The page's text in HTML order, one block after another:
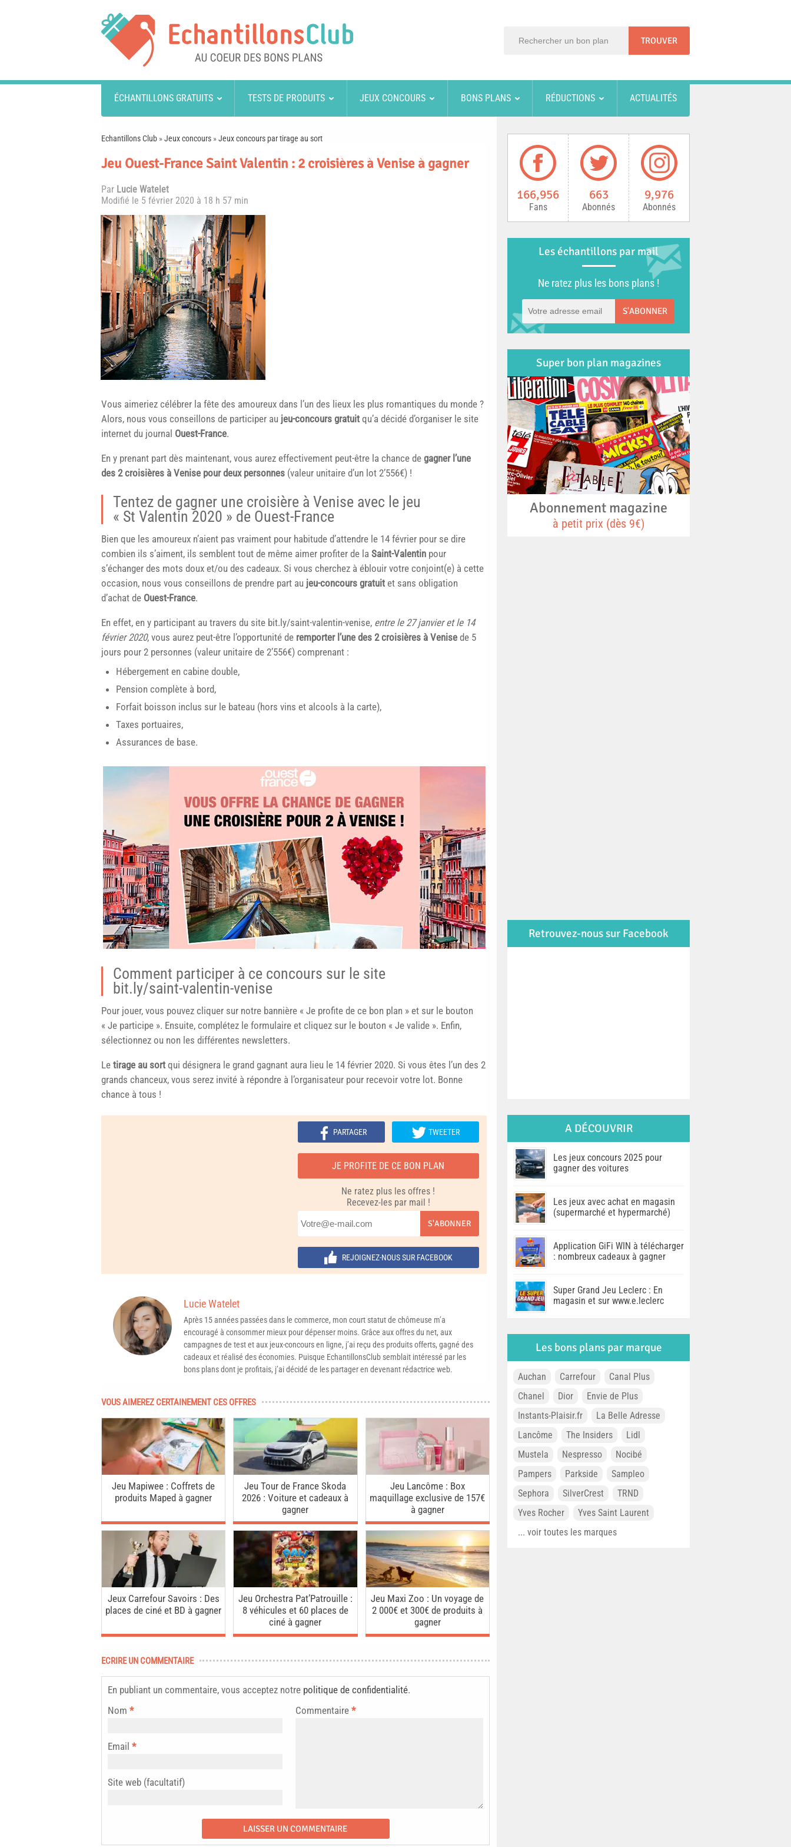
ÉCHANTILLONS GRATUITS TESTS DE PRODUITS JEUX CONCOURS BONS PLANS RÉDUCTIONS ACTUALITÉS
Echantillons Club »Jeux concours »Jeux concours par tirage au sort
Jeu Ouest-France Saint Valentin : 2 croisières à Venise à gagner
Par Lucie Watelet
Modifié le 5 février 2020 à 18 h 57 min
Vous aimeriez célébrer la fête des amoureux dans l’un des lieux les plus romantiques du monde ?
Alors, nous vous conseillons de participer au jeu-concours gratuit qu’a décidé d’organiser le site
internet du journal Ouest-France.
En y prenant part dès maintenant, vous aurez effectivement peut-être la chance de gagner l’une
des 2 croisières à Venise pour deux personnes (valeur unitaire d’un lot 2’556€) !
Tentez de gagner une croisière à Venise avec le jeu
« St Valentin 2020 » de Ouest-France
Bien que les amoureux n’aient pas vraiment pour habitude d’attendre le 14 février pour se dire
combien ils s’aiment, ils semblent tout de même aimer profiter de la Saint-Valentin pour
s’échanger des mots doux et/ou des cadeaux. Si vous cherchez à éblouir votre conjoint(e) à cette
occasion, nous vous conseillons de prendre part au jeu-concours gratuit et sans obligation
d’achat de Ouest-France.
En effet, en y participant au travers du site bit.ly/saint-valentin-venise, entre le 27 janvier et le 14
février 2020, vous aurez peut-être l’opportunité de remporter l’une des 2 croisières à Venise de 5
jours pour 2 personnes (valeur unitaire de 2’556€) comprenant :
Hébergement en cabine double,
Pension complète à bord,
Forfait boisson inclus sur le bateau (hors vins et alcools à la carte),
Taxes portuaires,
Assurances de base.
Comment participer à ce concours sur le site
bit.ly/saint-valentin-venise
Pour jouer, vous pouvez cliquer sur notre bannière « Je profite de ce bon plan » et sur le bouton
« Je participe ». Ensuite, complétez le formulaire et cliquez sur le bouton « Je valide ». Enfin,
sélectionnez ou non les différentes newsletters.
Le tirage au sort qui désignera le grand gagnant aura lieu le 14 février 2020. Si vous êtes l’un des 2
grands chanceux, vous serez invité à répondre à l’organisateur pour recevoir votre lot. Bonne
chance à tous !
PARTAGER TWEETER
JE PROFITE DE CE BON PLAN
Ne ratez plus les offres !
Recevez-les par mail !
S'ABONNER
REJOIGNEZ-NOUS SUR FACEBOOK
Lucie Watelet
Après 15 années passées dans le commerce, mon court statut de chômeuse m’a
encouragé à consommer mieux pour dépenser moins. Grâce aux offres du net, aux
campagnes de test et aux jeux-concours en ligne, j’ai reçu des produits offerts, gagné des
cadeaux et réalisé des économies. Puisque EchantillonsClub semblait intéressé par les
bons plans dont je profitais, j’ai décidé de les partager en devenant rédactrice web.
VOUS AIMEREZ CERTAINEMENT CES OFFRES
Jeu Mapiwee : Coffrets de
produits Maped à gagner
Jeu Tour de France Skoda
2026 : Voiture et cadeaux à
gagner
Jeu Lancôme : Box
maquillage exclusive de 157€
à gagner
Jeux Carrefour Savoirs : Des
places de ciné et BD à gagner
Jeu Orchestra Pat’Patrouille :
8 véhicules et 60 places de
ciné à gagner
Jeu Maxi Zoo : Un voyage de
2 000€ et 300€ de produits à
gagner
ECRIRE UN COMMENTAIRE
En publiant un commentaire, vous acceptez notre politique de confidentialité.
Commentaire *
Nom *
Email *
Site web (facultatif)
166,956
Fans
663
Abonnés
9,976
Abonnés
Les échantillons par mail
Ne ratez plus les bons plans !
S'ABONNER
Super bon plan magazines
Abonnement magazine
à petit prix (dès 9€)
Retrouvez-nous sur Facebook
A DÉCOUVRIR
Les jeux concours 2025 pour
gagner des voitures
Les jeux avec achat en magasin
(supermarché et hypermarché)
Application GiFi WIN à télécharger
: nombreux cadeaux à gagner
Super Grand Jeu Leclerc : En
magasin et sur www.e.leclerc
Les bons plans par marque
Auchan Carrefour
Canal Plus
Chanel
Dior
Envie de Plus
Instants-Plaisir.fr
La Belle Adresse
Lancôme
The Insiders
Lidl
Mustela
Nespresso
Nocibé
Pampers
Parkside
Sampleo
Sephora
SilverCrest
TRND
Yves Rocher
Yves Saint Laurent
... voir toutes les marques